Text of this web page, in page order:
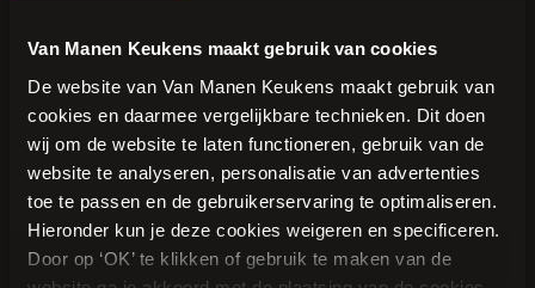
Van Manen Keukens maakt gebruik van cookies
De website van Van Manen Keukens maakt gebruik van
cookies en daarmee vergelijkbare technieken. Dit doen
wij om de website te laten functioneren, gebruik van de
website te analyseren, personalisatie van advertenties
toe te passen en de gebruikerservaring te optimaliseren.
Hieronder kun je deze cookies weigeren en specificeren.
Door op ‘OK’ te klikken of gebruik te maken van de